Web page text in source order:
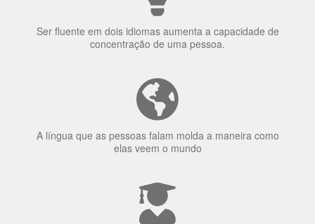
concentração de uma pessoa.
elas veem o mundo